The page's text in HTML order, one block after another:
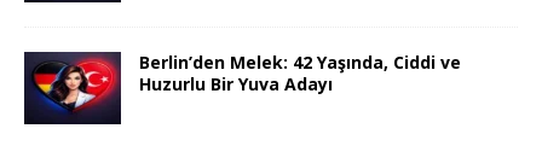
Berlin’den Melek: 42 Yaşında, Ciddi ve
Huzurlu Bir Yuva Adayı